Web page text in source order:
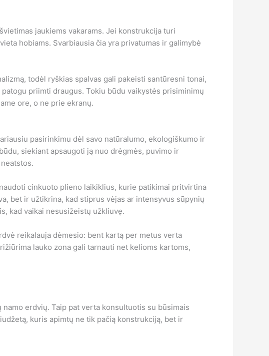
jaukiems vakarams. Jei konstrukcija turi
hobiams. Svarbiausia čia yra privatumas ir galimybė
todėl ryškias spalvas gali pakeisti santūresni tonai,
priimti draugus. Tokiu būdu vaikystės prisiminimų
ore, o ne prie ekranų.
pasirinkimu dėl savo natūralumo, ekologiškumo ir
siekiant apsaugoti ją nuo drėgmės, puvimo ir
cinkuoto plieno laikiklius, kurie patikimai pritvirtina
bet ir užtikrina, kad stiprus vėjas ar intensyvus sūpynių
kad vaikai nesusižeistų užkliuvę.
reikalauja dėmesio: bent kartą per metus verta
lauko zona gali tarnauti net kelioms kartoms,
erdvių. Taip pat verta konsultuotis su būsimais
kuris apimtų ne tik pačią konstrukciją, bet ir